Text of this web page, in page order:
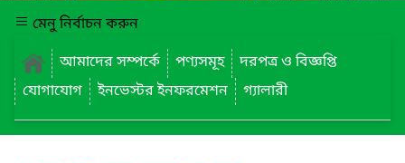
মেনু নির্বাচন করুন
আমাদের সম্পর্কে
পণ্যসমূহ
দরপত্র ও বিজ্ঞপ্তি
যোগাযোগ
ইনভেস্টর ইনফরমেশন গ্যালারী